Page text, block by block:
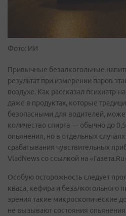
Фото: ИИ
Привычные безалкогольные
результат при измерении паров
воздухе. Как рассказал психиатр-
даже в продуктах, которые
безопасными для водителей,
количество спирта — обычно до
опьянения, но в отдельных случаях
срабатывания чувствительных
VladNews со ссылкой на
Особую осторожность следует
кваса, кефира и безалкогольного
зрения такие микроскопические
не вызывают состояния